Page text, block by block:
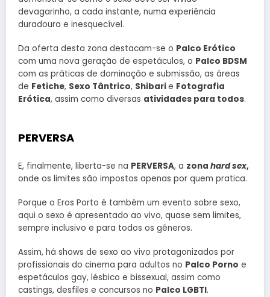
devagarinho, a cada instante, numa experiência
duradoura e inesquecível.
Da oferta desta zona destacam-se o Palco Erótico
com uma nova geração de espetáculos, o Palco BDSM
com as práticas de dominação e submissão, as áreas
de Fetiche, Sexo Tântrico, Shibarie Fotografia
Erótica, assim como diversas atividades para todos.
PERVERSA
E, finalmente, liberta-se na PERVERSA, a zona hard sex,
onde os limites são impostos apenas por quem pratica.
Porque o Eros Porto é também um evento sobre sexo,
aqui o sexo é apresentado ao vivo, quase sem limites,
sempre inclusivo e para todos os gêneros.
Assim, há shows de sexo ao vivo protagonizados por
profissionais do cinema para adultos no Palco Porno e
espetáculos gay, lésbico e bissexual, assim como
castings, desfiles e concursos no Palco LGBTI.